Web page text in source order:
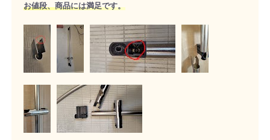
お値段、商品には満足です。